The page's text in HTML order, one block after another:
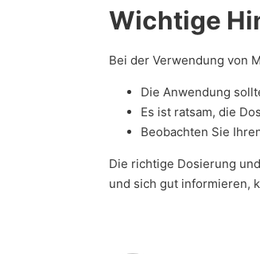
Wichtige
Bei der Verwendung von
Die Anwendung
Es ist ratsam, die
Beobachten Sie
Die richtige Dosierung
und sich gut informieren,